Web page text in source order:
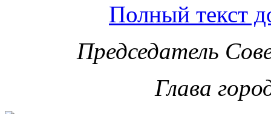
Полный текст
Председатель
Глава